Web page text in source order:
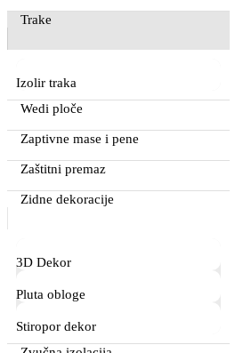
Trake
Izolir traka
Wedi ploče
Zaptivne mase i pene
Zaštitni premaz
Zidne dekoracije
3D Dekor
Pluta obloge
Stiropor dekor